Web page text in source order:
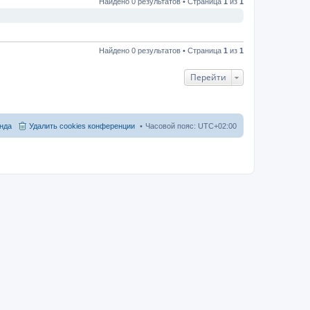
Найдено 0 результатов • Страница 1 из 1
Перейти
Часовой пояс: UTC+02:00
Удалить cookies конференции